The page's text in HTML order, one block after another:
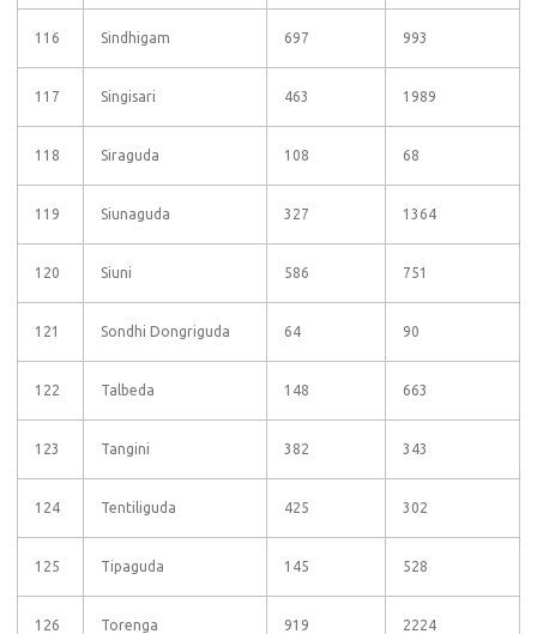
116 Sindhigam 697 993
117 Singisari 463 1989
118 Siraguda 108 68
119 Siunaguda 327 1364
120 Siuni 586 751
121 Sondhi Dongriguda 64 90
122 Talbeda 148 663
123 Tangini 382 343
124 Tentiliguda 425 302
125 Tipaguda 145 528
126 Torenga 919 2224